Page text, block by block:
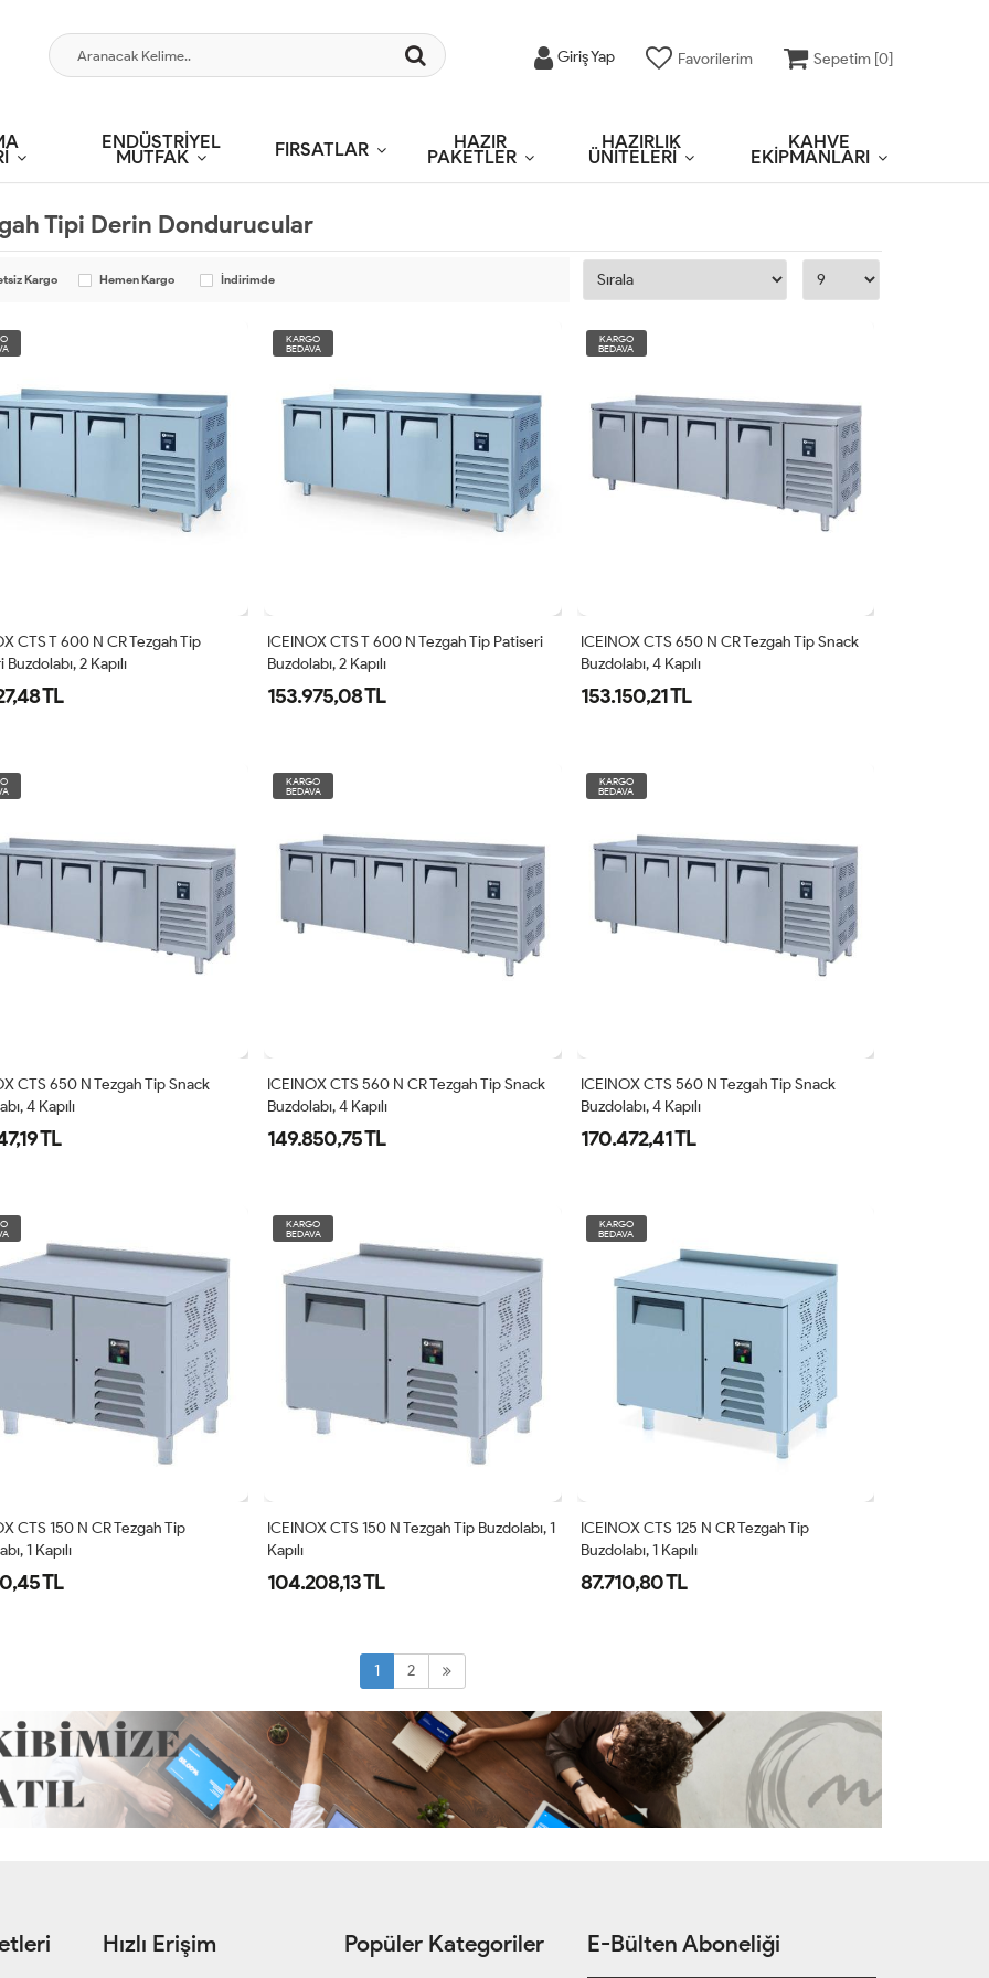
Giriş Yap Favorilerim Sepetim [0]
ENDÜSTRİYEL
MUTFAK FIRSATLAR HAZIR
PAKETLER
HAZIRLIK
ÜNİTELERİ
KAHVE
EKİPMANLARI
Tipi Derin Dondurucular
Kargo Hemen Kargo İndirimde
CTS T 600 N CR Tezgah Tip
Buzdolabı, 2 Kapılı
TL
KARGO
BEDAVA
ICEINOX CTS T 600 N Tezgah Tip Patiseri
Buzdolabı, 2 Kapılı
153.975,08 TL
KARGO
BEDAVA
ICEINOX CTS 650 N CR Tezgah Tip Snack
Buzdolabı, 4 Kapılı
153.150,21 TL
CTS 650 N Tezgah Tip Snack
4 Kapılı
TL
KARGO
BEDAVA
ICEINOX CTS 560 N CR Tezgah Tip Snack
Buzdolabı, 4 Kapılı
149.850,75 TL
KARGO
BEDAVA
ICEINOX CTS 560 N Tezgah Tip Snack
Buzdolabı, 4 Kapılı
170.472,41 TL
CTS 150 N CR Tezgah Tip
1 Kapılı
TL
KARGO
BEDAVA
ICEINOX CTS 150 N Tezgah Tip Buzdolabı, 1
Kapılı
104.208,13 TL
KARGO
BEDAVA
ICEINOX CTS 125 N CR Tezgah Tip
Buzdolabı, 1 Kapılı
87.710,80 TL
1 2
Hızlı Erişim Popüler Kategoriler E-Bülten Aboneliği